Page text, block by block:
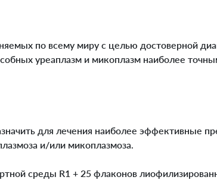
по всему миру с целью достоверной
уреаплазм и микоплазм наиболее
для лечения наиболее эффективные
и/или микоплазмоза.
среды R1 + 25 флаконов